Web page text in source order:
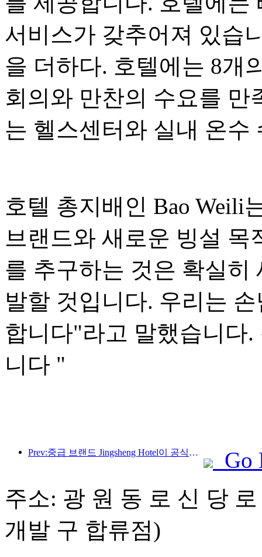
서비스가 갖추어져 있습
을 더하다. 호텔에는 8개
회의와 만찬의 수요를 만
는 헬스센터와 실내 온수
호텔 총지배인 Bao Weili
브랜드와 새로운 빙설 목
를 추구하는 것은 확실히
발할 것입니다. 우리는
합니다"라고 말했습니다
니다 "
Prev:중급 브랜드 Jingsheng Hotel이 공식적으로 출발하며 e-스포츠, 문화 및 관광 통합의 새로운 모델을 열었습니다.
Go
주소: 광 원 동 로 신 당
개발 구 합류점)